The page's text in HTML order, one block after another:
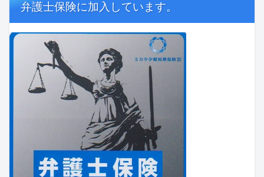
弁護士保険に加入しています。